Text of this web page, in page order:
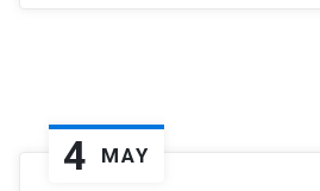
4 MAY